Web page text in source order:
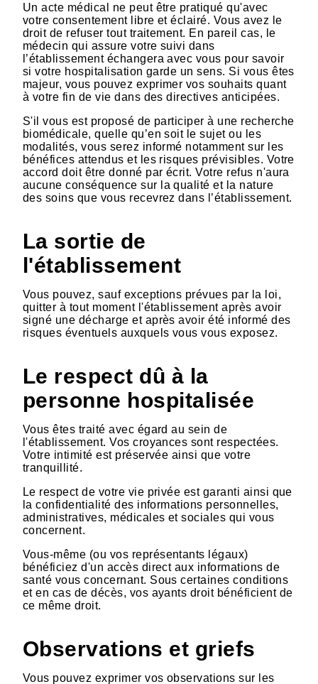
Un acte médical ne peut être pratiqué qu'avec
votre consentement libre et éclairé. Vous avez le
droit de refuser tout traitement. En pareil cas, le
médecin qui assure votre suivi dans
l’établissement échangera avec vous pour savoir
si votre hospitalisation garde un sens. Si vous êtes
majeur, vous pouvez exprimer vos souhaits quant
à votre fin de vie dans des directives anticipées.
S'il vous est proposé de participer à une recherche
biomédicale, quelle qu’en soit le sujet ou les
modalités, vous serez informé notamment sur les
bénéfices attendus et les risques prévisibles. Votre
accord doit être donné par écrit. Votre refus n'aura
aucune conséquence sur la qualité et la nature
des soins que vous recevrez dans l’établissement.
La sortie de
l'établissement
Vous pouvez, sauf exceptions prévues par la loi,
quitter à tout moment l'établissement après avoir
signé une décharge et après avoir été informé des
risques éventuels auxquels vous vous exposez.
Le respect dû à la
personne hospitalisée
Vous êtes traité avec égard au sein de
l'établissement. Vos croyances sont respectées.
Votre intimité est préservée ainsi que votre
tranquillité.
Le respect de votre vie privée est garanti ainsi que
la confidentialité des informations personnelles,
administratives, médicales et sociales qui vous
concernent.
Vous-même (ou vos représentants légaux)
bénéficiez d'un accès direct aux informations de
santé vous concernant. Sous certaines conditions
et en cas de décès, vos ayants droit bénéficient de
ce même droit.
Observations et griefs
Vous pouvez exprimer vos observations sur les